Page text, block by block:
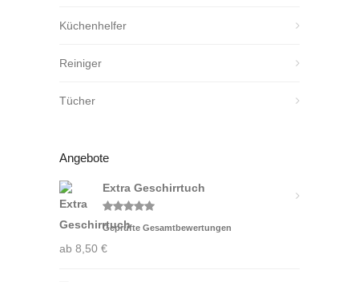
Küchenhelfer
Reiniger
Tücher
Angebote
Extra Geschirrtuch
Bewertet
mit5.00
Geprüfte Gesamtbewertungen
ab 8,50 €